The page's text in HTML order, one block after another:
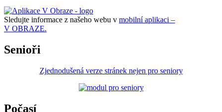
Sledujte informace z našeho webu v mobilní aplikaci –
V OBRAZE.
Senioři
Zjednodušená verze stránek nejen pro seniory
Počasí